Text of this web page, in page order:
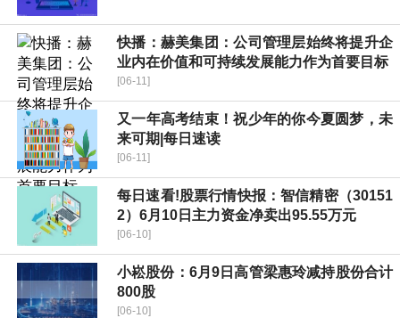
快播：赫美集团：公司管理层始终将提升企
业内在价值和可持续发展能力作为首要目标
[06-11]
又一年高考结束！祝少年的你今夏圆梦，未
来可期|每日速读
[06-11]
每日速看!股票行情快报：智信精密（30151
2）6月10日主力资金净卖出95.55万元
[06-10]
小崧股份：6月9日高管梁惠玲减持股份合计
800股
[06-10]